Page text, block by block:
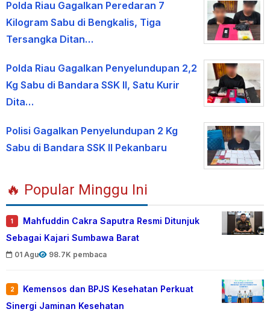
Polda Riau Gagalkan Peredaran 7
Kilogram Sabu di Bengkalis, Tiga
Tersangka Ditan…
Polda Riau Gagalkan Penyelundupan 2,2
Kg Sabu di Bandara SSK II, Satu Kurir
Dita…
Polisi Gagalkan Penyelundupan 2 Kg
Sabu di Bandara SSK II Pekanbaru
🔥 Popular Minggu Ini
1
Mahfuddin Cakra Saputra Resmi Ditunjuk
Sebagai Kajari Sumbawa Barat
01 Agu 98.7K pembaca
2
Kemensos dan BPJS Kesehatan Perkuat
Sinergi Jaminan Kesehatan